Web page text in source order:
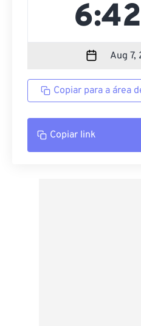
Copiar para a área
Copiar link